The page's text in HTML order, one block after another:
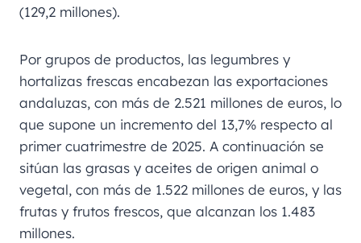
(129,2 millones).
Por grupos de productos, las legumbres y
hortalizas frescas encabezan las exportaciones
andaluzas, con más de 2.521 millones de euros, lo
que supone un incremento del 13,7% respecto al
primer cuatrimestre de 2025. A continuación se
sitúan las grasas y aceites de origen animal o
vegetal, con más de 1.522 millones de euros, y las
frutas y frutos frescos, que alcanzan los 1.483
millones.